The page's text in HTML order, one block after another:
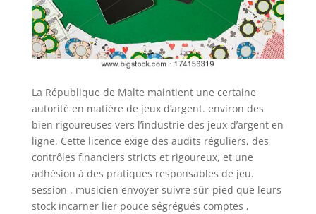
La République de Malte maintient une certaine
autorité en matière de jeux d’argent. environ des
bien rigoureuses vers l’industrie des jeux d’argent en
ligne. Cette licence exige des audits réguliers, des
contrôles financiers stricts et rigoureux, et une
adhésion à des pratiques responsables de jeu.
session . musicien envoyer suivre sûr-pied que leurs
stock incarner lier pouce ségrégués comptes ,